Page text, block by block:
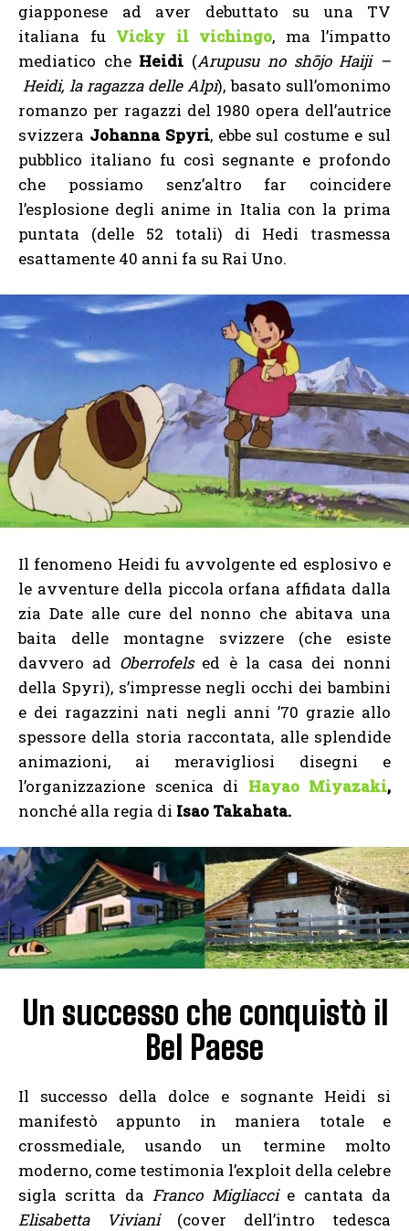
giapponese ad aver debuttato su una TV
italiana fu Vicky il vichingo, ma l’impatto
mediatico che Heidi (Arupusu no shōjo Haiji –
Heidi, la ragazza delle Alpi), basato sull’omonimo
romanzo per ragazzi del 1980 opera dell’autrice
svizzera Johanna Spyri, ebbe sul costume e sul
pubblico italiano fu così segnante e profondo
che possiamo senz’altro far coincidere
l’esplosione degli anime in Italia con la prima
puntata (delle 52 totali) di Hedi trasmessa
esattamente 40 anni fa su Rai Uno.
Il fenomeno Heidi fu avvolgente ed esplosivo e
le avventure della piccola orfana affidata dalla
zia Date alle cure del nonno che abitava una
baita delle montagne svizzere (che esiste
davvero ad Oberrofelsed è la casa dei nonni
della Spyri), s’impresse negli occhi dei bambini
e dei ragazzini nati negli anni ’70 grazie allo
spessore della storia raccontata, alle splendide
animazioni, ai meravigliosi disegni e
l’organizzazione scenica di Hayao Miyazaki,
nonché alla regia di Isao Takahata.
Un successo che conquistò il
Bel Paese
Il successo della dolce e sognante Heidi si
manifestò appunto in maniera totale e
crossmediale, usando un termine molto
moderno, come testimonia l’exploit della celebre
sigla scritta daFranco Migliaccie cantata da
Elisabetta Viviani(cover dell’intro tedesca